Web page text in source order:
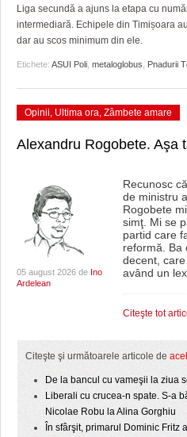
GRĂDINA TAICII DOMNULUI
ZIARISTU’ DE TERASĂ
CU OIŞTEA-N
CRONICĂ DE FILM
UNDE MERGEM
FILME DOCUMENTARE
ACCIDENTE
ANUNŢURI
INFO SI UTILE
FILME DOCUMENTARE
CLIPURI VIDEO
JOCURI ONLINE
HARTA TIMIŞOAREI
LICEE, ŞCOLI ŞI GRĂDINIŢE
PRIMĂRIILE DIN TIMIŞ
Liga secundă a ajuns la etapa cu
intermediară. Echipele din Timișoara
dar au scos minimum din ele.
Etichete: ASUI Poli metaloglobus Pnadurii
Opinii, Ultima ora, Zâmbete amare
Alexandru Rogobete. Aşa
05 august 2026 de Ino
Ardelean
Recunosc
de ministru
Rogobete
simţ. Mi se
partid care
reformă. Ba
decent,
având un
Citeşte tot
Citeşte şi următoarele articole de
De la bancul cu vameşii la ziua
Liberali cu crucea-n spate. S-a
Nicolae Robu la Alina Gorghiu
În sfârşit, primarul Dominic